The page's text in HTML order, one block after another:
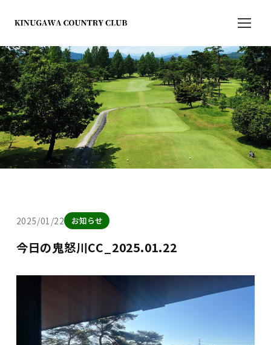
2025/01/22 お知らせ
今日の鬼怒川CC_2025.01.22